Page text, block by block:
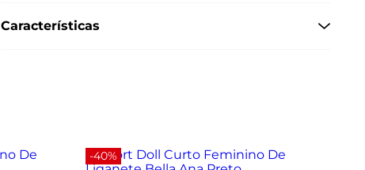
Características
-40%